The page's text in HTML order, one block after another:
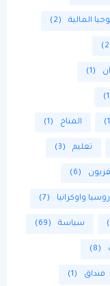
المالية (2)
(1)
المناخ (1)
تعليم (3)
(6)
واوكرانيا (7)
سياسة (69)
(8)
فنداق (1)